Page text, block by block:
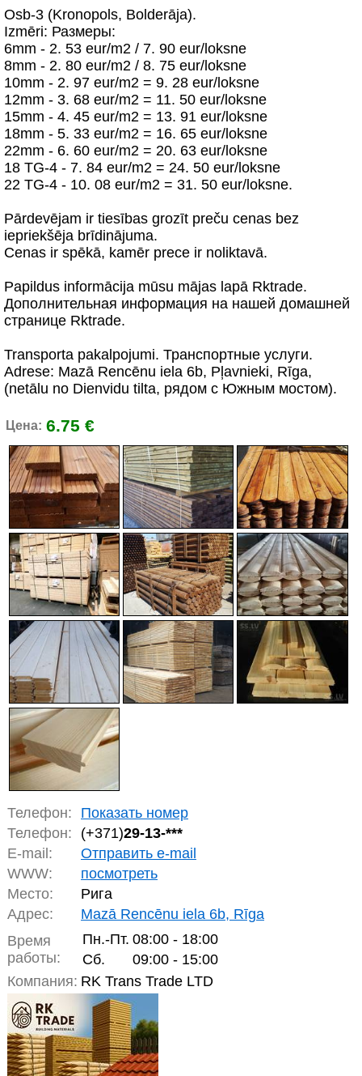
Osb-3 (Kronopols, Bolderāja).
Izmēri: Размеры:
6mm - 2. 53 eur/m2 / 7. 90 eur/loksne
8mm - 2. 80 eur/m2 / 8. 75 eur/loksne
10mm - 2. 97 eur/m2 = 9. 28 eur/loksne
12mm - 3. 68 eur/m2 = 11. 50 eur/loksne
15mm - 4. 45 eur/m2 = 13. 91 eur/loksne
18mm - 5. 33 eur/m2 = 16. 65 eur/loksne
22mm - 6. 60 eur/m2 = 20. 63 eur/loksnе
18 TG-4 - 7. 84 eur/m2 = 24. 50 eur/loksne
22 TG-4 - 10. 08 eur/m2 = 31. 50 eur/loksne.
Pārdevējam ir tiesības grozīt preču cenas bez
iepriekšēja brīdinājuma.
Cenas ir spēkā, kamēr prece ir noliktavā.
Papildus informācija mūsu mājas lapā Rktrade.
Дополнительная информация на нашей домашней
странице Rktrade.
Transporta pakalpojumi. Транспортные услуги.
Adrese: Mazā Rencēnu iela 6b, Pļavnieki, Rīga,
(netālu no Dienvidu tilta, рядом с Южным мостом).
Цена: 6.75 €
Телефон:
Показать номер
Телефон:
(+371)29-13-***
E-mail:
Отправить e-mail
WWW:
посмотреть
Место:
Рига
Адрес:
Mazā Rencēnu iela 6b, Rīga
Время
работы:
Пн.-Пт. 08:00 - 18:00
Сб.
09:00 - 15:00
Компания: RK Trans Trade LTD